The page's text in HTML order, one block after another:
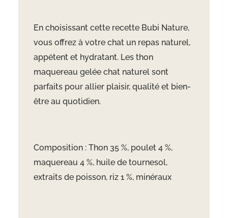
En choisissant cette recette Bubi Nature,
vous offrez à votre chat un repas naturel,
appétent et hydratant. Les thon
maquereau gelée chat naturel sont
parfaits pour allier plaisir, qualité et bien-
être au quotidien.
Composition : Thon 35 %, poulet 4 %,
maquereau 4 %, huile de tournesol,
extraits de poisson, riz 1 %, minéraux